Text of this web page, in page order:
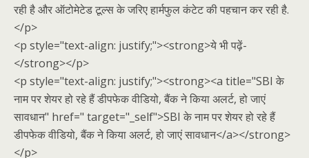
रही है और ऑटोमेटेड टूल्स के जरिए हार्मफुल कंटेट की पहचान कर रही है.
</p>
<p style="text-align: justify;"><strong>ये भी पढ़ें-
</strong></p>
<p style="text-align: justify;"><strong><a title="SBI के
नाम पर शेयर हो रहे हैं डीपफेक वीडियो, बैंक ने किया अलर्ट, हो जाएं
सावधान" href=" target="_self">SBI के नाम पर शेयर हो रहे हैं
डीपफेक वीडियो, बैंक ने किया अलर्ट, हो जाएं सावधान</a></strong>
</p>